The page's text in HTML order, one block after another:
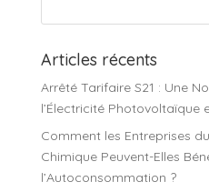
Articles récents
Arrêté Tarifaire S21 : Une
l’Électricité Photovoltaïque
Comment les Entreprises
Chimique Peuvent-Elles
l’Autoconsommation ?